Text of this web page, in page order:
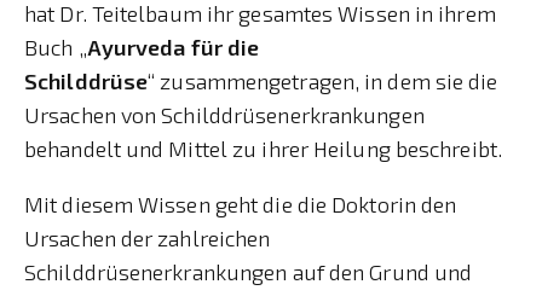
hat Dr. Teitelbaum ihr gesamtes Wissen in ihrem
Buch „Ayurveda für die
Schilddrüse“ zusammengetragen, in dem sie die
Ursachen von Schilddrüsenerkrankungen
behandelt und Mittel zu ihrer Heilung beschreibt.
Mit diesem Wissen geht die die Doktorin den
Ursachen der zahlreichen
Schilddrüsenerkrankungen auf den Grund und